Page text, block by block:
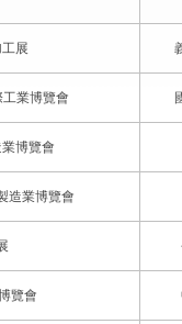
展
業博覽會
博覽會
造業博覽會
覽會